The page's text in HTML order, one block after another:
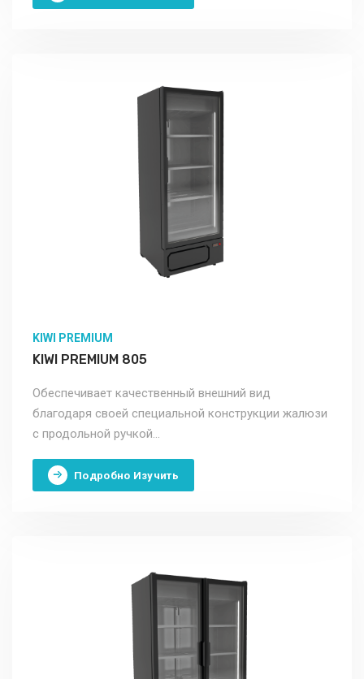
KIWI PREMIUM
KIWI PREMIUM 805
Обеспечивает качественный внешний вид
благодаря своей специальной конструкции жалюзи
с продольной ручкой...
Подробно Изучить